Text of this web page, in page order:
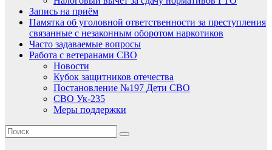
Запись на приём
Памятка об уголовной ответственности за преступления
связанные с незаконным оборотом наркотиков
Часто задаваемые вопросы
Работа с ветеранами СВО
Новости
Кубок защитников отечества
Постановление №197 Дети СВО
СВО Ук-235
Меры поддержки